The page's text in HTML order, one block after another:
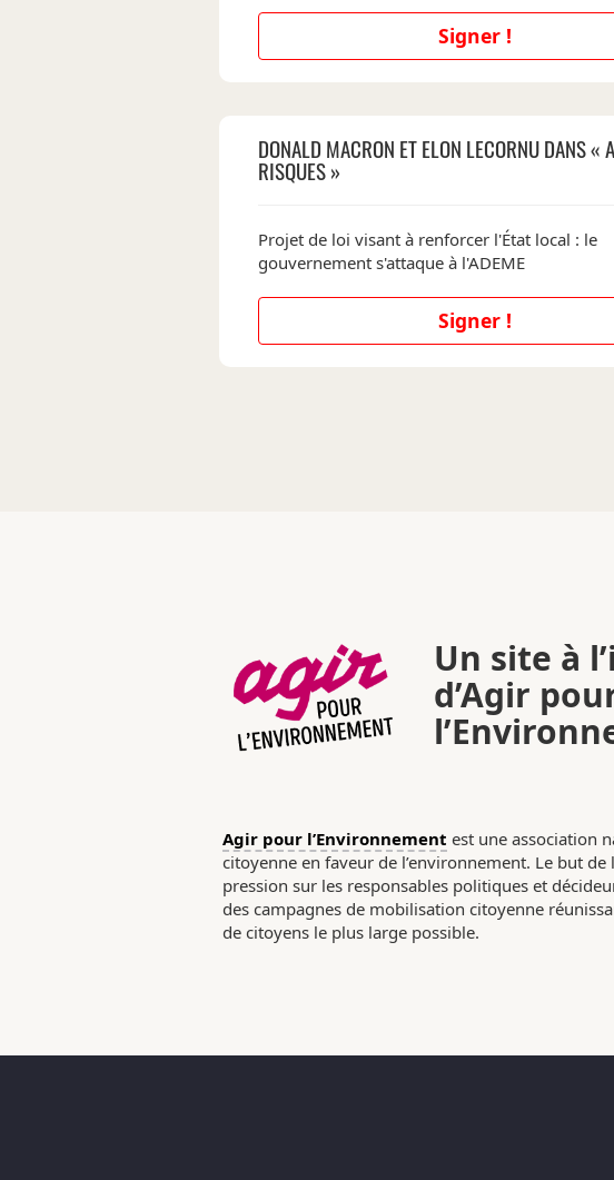
Signer !
DONALD MACRON ET ELON LECORNU DANS «
RISQUES »
Projet de loi visant à renforcer l'État local : le
gouvernement s'attaque à l'ADEME
Signer !
Un site à
d’Agir
Agir pour l’Environnement est une association
citoyenne en faveur de l’environnement. Le but de
pression sur les responsables politiques et
des campagnes de mobilisation citoyenne
de citoyens le plus large possible.